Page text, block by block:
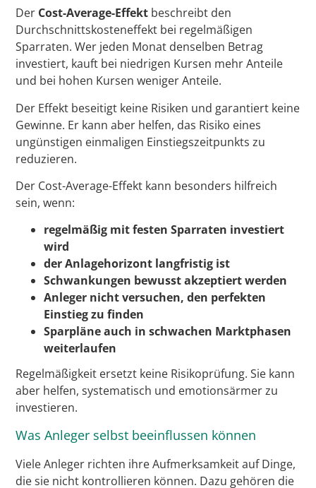
Der Cost-Average-Effekt beschreibt den
Durchschnittskosteneffekt bei regelmäßigen
Sparraten. Wer jeden Monat denselben Betrag
investiert, kauft bei niedrigen Kursen mehr Anteile
und bei hohen Kursen weniger Anteile.
Der Effekt beseitigt keine Risiken und garantiert keine
Gewinne. Er kann aber helfen, das Risiko eines
ungünstigen einmaligen Einstiegszeitpunkts zu
reduzieren.
Der Cost-Average-Effekt kann besonders hilfreich
sein, wenn:
regelmäßig mit festen Sparraten investiert
wird
der Anlagehorizont langfristig ist
Schwankungen bewusst akzeptiert werden
Anleger nicht versuchen, den perfekten
Einstieg zu finden
Sparpläne auch in schwachen Marktphasen
weiterlaufen
Regelmäßigkeit ersetzt keine Risikoprüfung. Sie kann
aber helfen, systematisch und emotionsärmer zu
investieren.
Was Anleger selbst beeinflussen können
Viele Anleger richten ihre Aufmerksamkeit auf Dinge,
die sie nicht kontrollieren können. Dazu gehören die